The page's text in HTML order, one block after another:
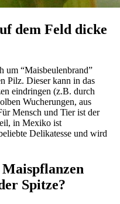
dem Feld dicke
um “Maisbeulenbrand”
Pilz. Dieser kann in das
eindringen (z.B. durch
Wucherungen, aus
Mensch und Tier ist der
in Mexiko ist
Delikatesse und wird
Spitze?